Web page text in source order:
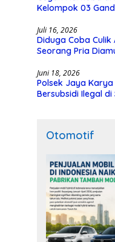
Kelompok 03
Juli 16, 2026
Diduga Coba
Seorang Pria
Juni 18, 2026
Polsek Jaya
Bersubsidi Ilegal di
Otomotif